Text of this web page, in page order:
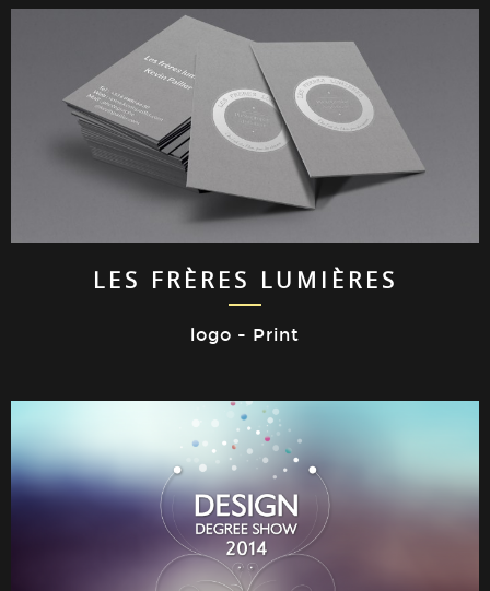
LES FRÈRES LUMIÈRES
logo - Print